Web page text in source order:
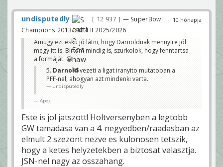
10 hónapja
undisputedly 12 937
— SuperBowl
Champions 2013/2014 II 2025/2026
Amugy ezt eskü jó látni, hogy Darnoldnak mennyire jól
megy itt is. Bírtam mindig is, szurkolok, hogy fenntartsa
a formáját. 😀
5. Darnoldvezeti a ligat iranyito mutatoban a
PFF-nel, ahogyan azt mindenki varta.
undisputedly
Apex
Este is jol jatszott! Holtversenyben a legtobb
GW tamadasa van a 4. negyedben/raadasban az
elmult 2 szezont nezve es kulonosen tetszik,
hogy a ketes helyzetekben a biztosat valasztja.
JSN-nel nagy az osszahang.